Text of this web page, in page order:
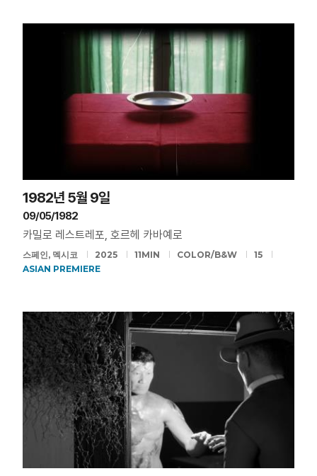
1982년 5월 9일
09/05/1982
카밀로 레스트레포, 호르헤 카바예로
스페인, 멕시코 2025 11MIN COLOR/B&W
15
ASIAN PREMIERE